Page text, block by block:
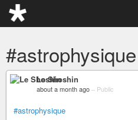
#astrophysique
Le Shoshin
about a month ago – Public
#astrophysique